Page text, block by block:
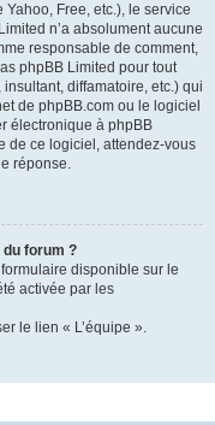
Free, etc.), le service
n’a absolument aucune
responsable de comment,
phpBB Limited pour tout
diffamatoire, etc.) qui
de phpBB.com ou le logiciel
électronique à phpBB
de ce logiciel, attendez-vous
réponse.
forum ?
disponible sur le
activée par les
le lien « L’équipe ».